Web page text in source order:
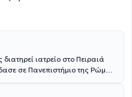
ιατρείο στο Πειραιά
σε Πανεπιστήμιο της Ρώμης
σεμιναρίων στο εσωτερικό